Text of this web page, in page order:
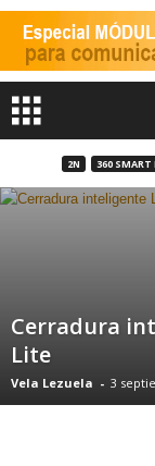
2N 360 SMART
Cerradura
Lite
Vela Lezuela - 3